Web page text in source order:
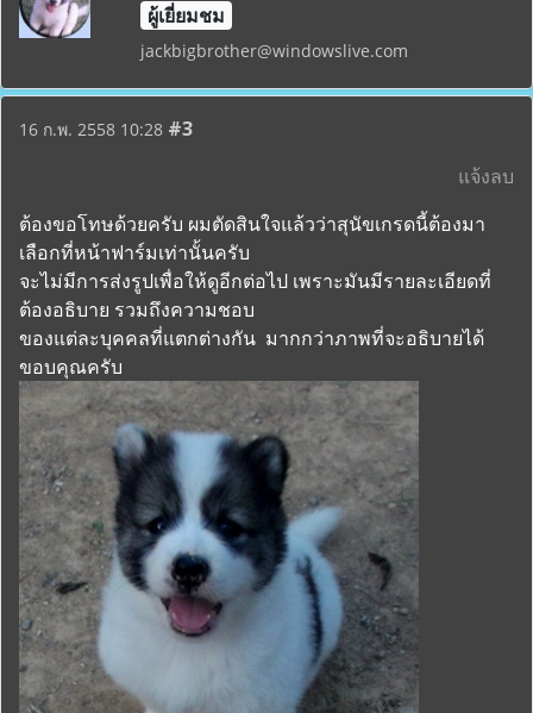
ผู้เยี่ยมชม
jackbigbrother@windowslive.com
16 ก.พ. 2558 10:28 #3
แจ้งลบ
ต้องขอโทษด้วยครับ ผมตัดสินใจแล้วว่าสุนัขเกรดนี้ต้องมา
เลือกที่หน้าฟาร์มเท่านั้นครับ
จะไม่มีการส่งรูปเพื่อให้ดูอีกต่อไป เพราะมันมีรายละเอียดที่
ต้องอธิบาย รวมถึงความชอบ
ของแต่ละบุคคลที่แตกต่างกัน มากกว่าภาพที่จะอธิบายได้
ขอบคุณครับ